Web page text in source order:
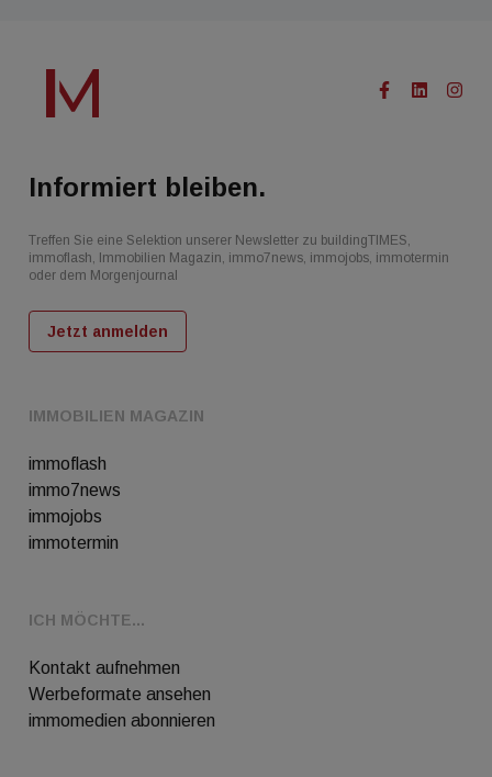
IMMOBILIEN MAGAZIN
immoflash
immo7news
immojobs
immotermin
ICH MÖCHTE...
Kontakt aufnehmen
Werbeformate ansehen
immomedien abonnieren
Informiert bleiben.
Treffen Sie eine Selektion unserer Newsletter zu buildingTIMES,
immoflash, Immobilien Magazin, immo7news, immojobs, immotermin
oder dem Morgenjournal
Jetzt anmelden